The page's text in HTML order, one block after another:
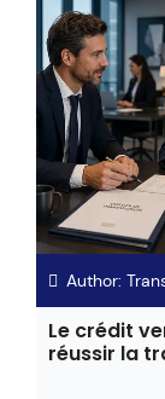
Author:
Le crédit
réussir la